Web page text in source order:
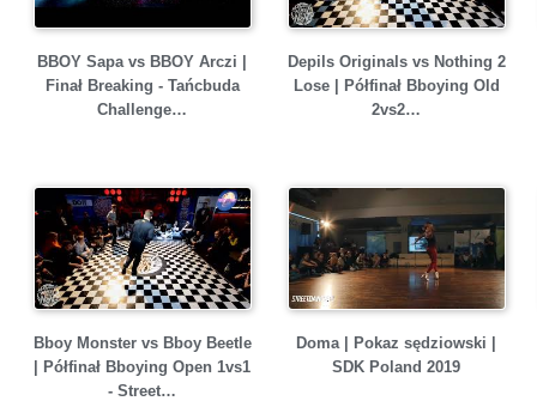
BBOY Sapa vs BBOY Arczi |
Finał Breaking - Tańcbuda
Challenge…
Depils Originals vs Nothing 2
Lose | Półfinał Bboying Old
2vs2…
Bboy Monster vs Bboy Beetle
| Półfinał Bboying Open 1vs1
- Street…
Doma | Pokaz sędziowski |
SDK Poland 2019